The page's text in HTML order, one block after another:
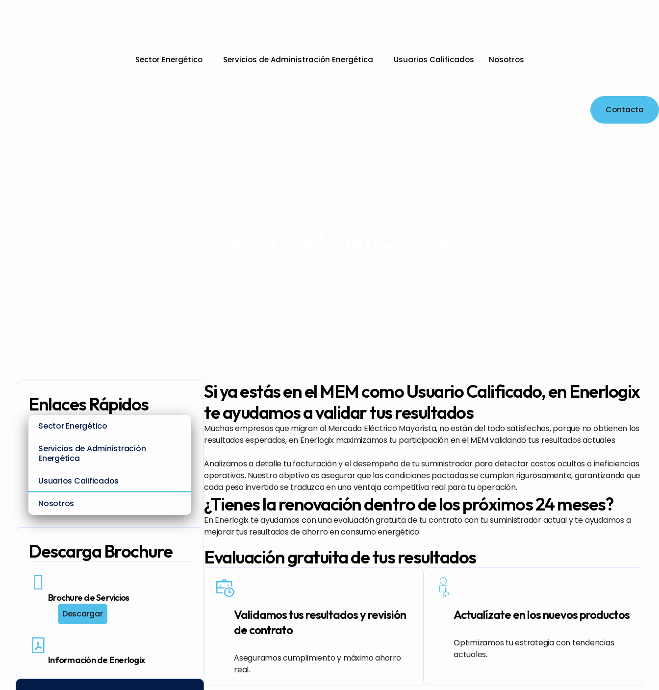
Sector Energético Servicios de Administración Energética Usuarios Calificados Nosotros
Contacto
Enlaces Rápidos
Sector Energético
Servicios de Administración
Energética
Usuarios Calificados
Nosotros
Descarga Brochure
Brochure de Servicios
Descargar
Información de Enerlogix
Si ya estás en el MEM como Usuario Calificado, en Enerlogix
te ayudamos a validar tus resultados
Muchas empresas que migran al Mercado Eléctrico Mayorista, no están del todo satisfechos, porque no obtienen los
resultados esperados, en Enerlogix maximizamos tu participación en el MEM validando tus resultados actuales
Analizamos a detalle tu facturación y el desempeño de tu suministrador para detectar costos ocultos o ineficiencias
operativas. Nuestro objetivo es asegurar que las condiciones pactadas se cumplan rigurosamente, garantizando que
cada peso invertido se traduzca en una ventaja competitiva real para tu operación.
¿Tienes la renovación dentro de los próximos 24 meses?
En Enerlogix te ayudamos con una evaluación gratuita de tu contrato con tu suministrador actual y te ayudamos a
mejorar tus resultados de ahorro en consumo energético.
Evaluación gratuita de tus resultados
Validamos tus resultados y revisión
de contrato
Aseguramos cumplimiento y máximo ahorro
real.
Actualízate en los nuevos productos
Optimizamos tu estrategia con tendencias
actuales.